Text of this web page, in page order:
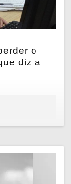
o
diz a